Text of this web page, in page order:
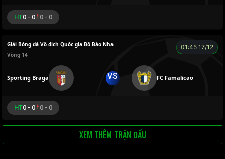
HT0 - 0 0 - 0
Giải Bóng đá Vô địch Quốc gia Bồ Đào Nha
Vòng 14
01:45 17/12
Sporting Braga VS FC Famalicao
HT0 - 0 0 - 0
XEM THÊM TRẬN ĐẤU